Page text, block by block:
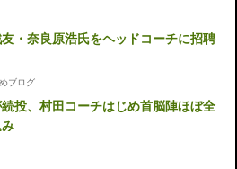
・奈良原浩氏をヘッドコーチに招聘
ブログ
投、村田コーチはじめ首脳陣ほぼ全